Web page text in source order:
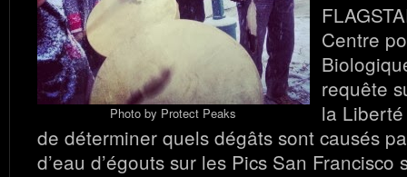
Photo by Protect Peaks
Centre
requête
la
de déterminer quels dégâts sont causés
d’eau d’égouts sur les Pics San